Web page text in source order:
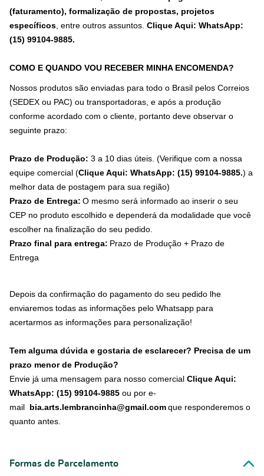
(faturamento), formalização de propostas, projetos
específicos , entre outros assuntos. Clique Aqui: WhatsApp:
(15) 99104-9885.
COMO E QUANDO VOU RECEBER MINHA ENCOMENDA?
Nossos produtos são enviadas para todo o Brasil pelos Correios
(SEDEX ou PAC) ou transportadoras, e após a produção
conforme acordado com o cliente, portanto deve observar o
seguinte prazo:
Prazo de Produção: 3 a 10 dias úteis. (Verifique com a nossa
equipe comercial (Clique Aqui: WhatsApp: (15) 99104-9885.) a
melhor data de postagem para sua região)
Prazo de Entrega: O mesmo será informado ao inserir o seu
CEP no produto escolhido e dependerá da modalidade que você
escolher na finalização do seu pedido.
Prazo final para entrega: Prazo de Produção + Prazo de
Entrega
Depois da confirmação do pagamento do seu pedido lhe
enviaremos todas as informações pelo Whatsapp para
acertarmos as informações para personalização!
Tem alguma dúvida e gostaria de esclarecer? Precisa de um
prazo menor de Produção?
Envie já uma mensagem para nosso comercial Clique Aqui:
WhatsApp: (15) 99104-9885 ou por e-
mail bia.arts.lembrancinha@gmail.comque responderemos o
quanto antes.
Formas de Parcelamento